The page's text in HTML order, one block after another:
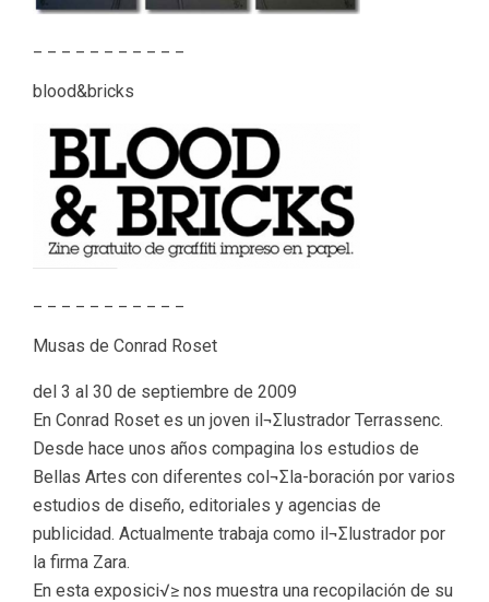
blood&bricks
Musas de Conrad Roset
del 3 al 30 de septiembre de 2009
En Conrad Roset es un joven il¬Σlustrador Terrassenc.
Desde hace unos años compagina los estudios de
Bellas Artes con diferentes col¬Σla-boración por varios
estudios de diseño, editoriales y agencias de
publicidad. Actualmente trabaja como il¬Σlustrador por
la firma Zara.
En esta exposici√≥ nos muestra una recopilación de su